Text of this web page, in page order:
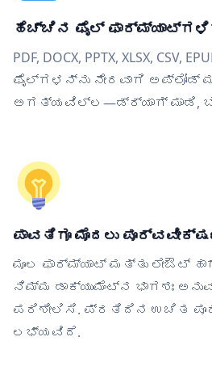
ಹೆಚ್ಚಿನ ಫೈಲ್
PDF, DOCX, PPTX, XLSX, CSV,
ಫೈಲ್‌ಗಳನ್ನು ನೇರವಾಗಿ ಅಪ್ಲೋಡ್
ಅಗತ್ಯವಿಲ್ಲ—ಡ್ರ್ಯಾಗ್ ಮಾಡಿ,
ಪಾವತಿಗೂ ಮೊದಲು
ಮೂಲ ಫಾರ್ಮ್ಯಾಟ್ ಮತ್ತು ಲೇಔಟ್
ನಿಮ್ಮ ಡಾಕ್ಯುಮೆಂಟ್‌ನ ಭಾಗಶಃ
ಪರಿಶೀಲಿಸಿ. ಪ್ರತಿದಿನ ಉಚಿತ
ಲಭ್ಯವಿದೆ.